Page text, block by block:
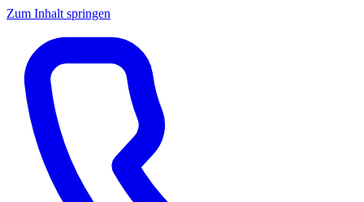
Zum Inhalt springen